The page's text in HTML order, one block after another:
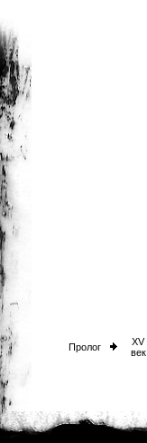
Пролог
XV
век